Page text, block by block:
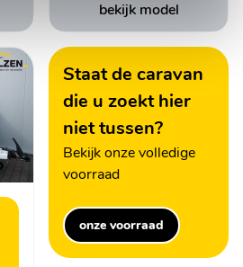
kan verrijken!
buiten
voorziening
met 10 liter boiler
bekijk model
Staat de caravan
die u zoekt hier
niet tussen?
Bekijk onze volledige
voorraad
onze voorraad